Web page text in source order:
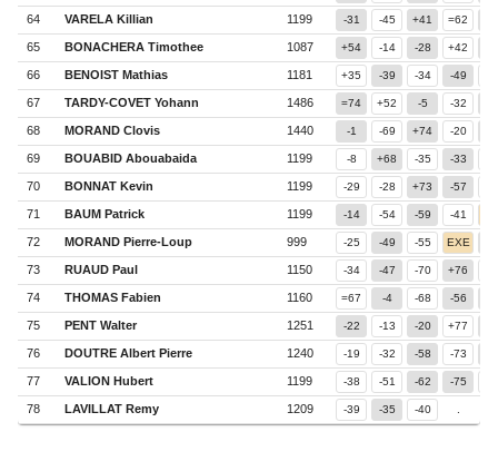
64 VARELA Killian 1199 -31 -45 +41 =62
65 BONACHERA Timothee 1087 +54 -14 -28 +42
66 BENOIST Mathias 1181 +35 -39 -34 -49
67 TARDY-COVET Yohann 1486 =74 +52 -5 -32
68 MORAND Clovis 1440 -1 -69 +74 -20
69 BOUABID Abouabaida 1199 -8 +68 -35 -33
70 BONNAT Kevin 1199 -29 -28 +73 -57
71 BAUM Patrick 1199 -14 -54 -59 -41
72 MORAND Pierre-Loup 999 -25 -49 -55 EXE
73 RUAUD Paul 1150 -34 -47 -70 +76
74 THOMAS Fabien 1160 =67 -4 -68 -56
75 PENT Walter 1251 -22 -13 -20 +77
76 DOUTRE Albert Pierre 1240 -19 -32 -58 -73
77 VALION Hubert 1199 -38 -51 -62 -75
78 LAVILLAT Remy 1209 -39 -35 -40 .